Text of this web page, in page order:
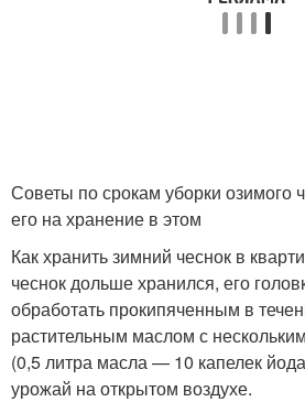
Советы по срокам уборки озимого
его на хранение в этом
Как хранить зимний чеснок в
чеснок дольше хранился, его
обработать прокипяченным в
растительным маслом с
(0,5 литра масла — 10 капелек
урожай на открытом воздухе.